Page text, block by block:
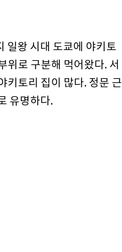
일왕 시대 도쿄에 야키토
위로 구분해 먹어왔다. 서
키토리 집이 많다. 정문 근
유명하다.